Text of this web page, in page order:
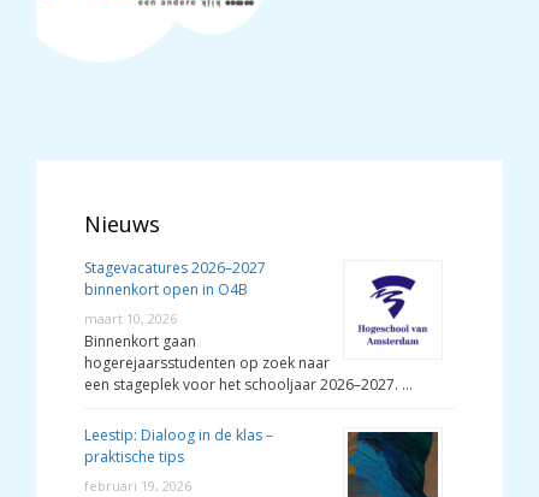
Nieuws
Stagevacatures 2026–2027
binnenkort open in O4B
maart 10, 2026
Binnenkort gaan
hogerejaarsstudenten op zoek naar
een stageplek voor het schooljaar 2026–2027. …
Leestip: Dialoog in de klas –
praktische tips
februari 19, 2026